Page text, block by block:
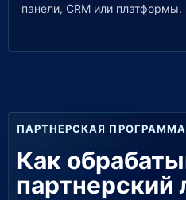
панели, CRM или платформы.
ПАРТНЕРСКАЯ ПРОГРАММА
Как
партнерский